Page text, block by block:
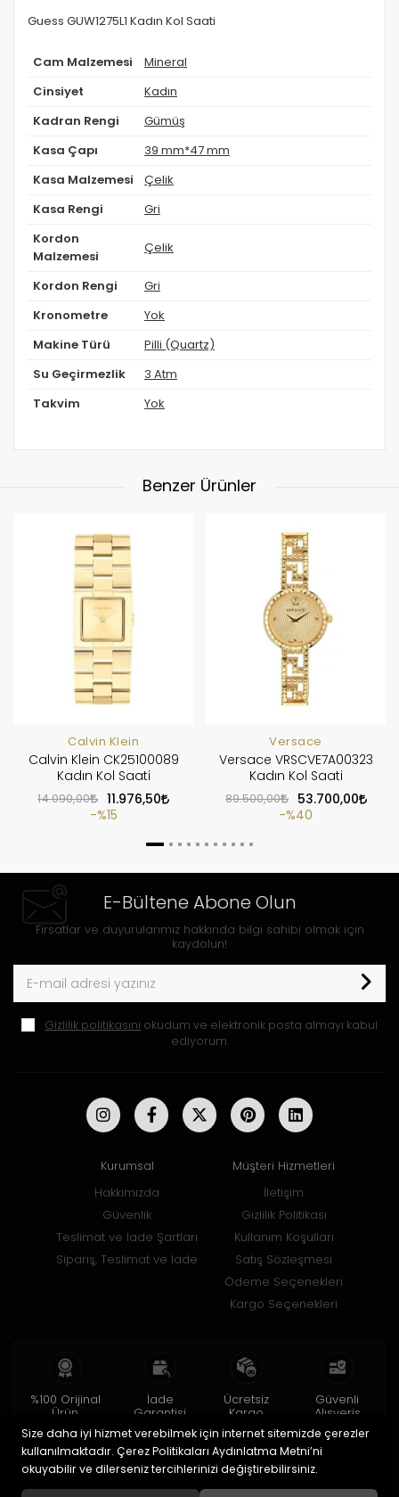
Guess GUW1275L1 Kadın Kol Saati
Cam Malzemesi Mineral
Cinsiyet Kadın
Kadran Rengi Gümüş
Kasa Çapı 39 mm*47 mm
Kasa Malzemesi Çelik
Kasa Rengi Gri
Kordon
Malzemesi
Çelik
Kordon Rengi Gri
Kronometre Yok
Makine Türü Pilli (Quartz)
Su Geçirmezlik 3 Atm
Takvim Yok
Benzer Ürünler
Calvin Klein
Calvin Klein CK25100089
Kadın Kol Saati
14.090,00
11.976,50
%15
Versace
Versace VRSCVE7A00323
Kadın Kol Saati
89.500,00
53.700,00
%40
E-Bültene Abone Olun
Fırsatlar ve duyurularımız hakkında bilgi sahibi olmak için
kaydolun!
Gizlilik politikasını okudum ve elektronik posta almayı kabul
ediyorum.
Kurumsal
Hakkımızda
Güvenlik
Teslimat ve İade Şartları
Sipariş, Teslimat ve İade
Müşteri Hizmetleri
İletişim
Gizlilik Politikası
Kullanım Koşulları
Satış Sözleşmesi
Ödeme Seçenekleri
Kargo Seçenekleri
%100 Orijinal
Ürün
2 yıl garanti
İade
Garantisi
15 gün içinde
iade
Ücretsiz
Kargo
150 TL ve üzeri
Güvenli
Alışveriş
256bit SSL ile
Size daha iyi hizmet verebilmek için internet sitemizde çerezler
kullanılmaktadır. Çerez Politikaları Aydınlatma Metni’ni
okuyabilir ve dilerseniz tercihlerinizi değiştirebilirsiniz.